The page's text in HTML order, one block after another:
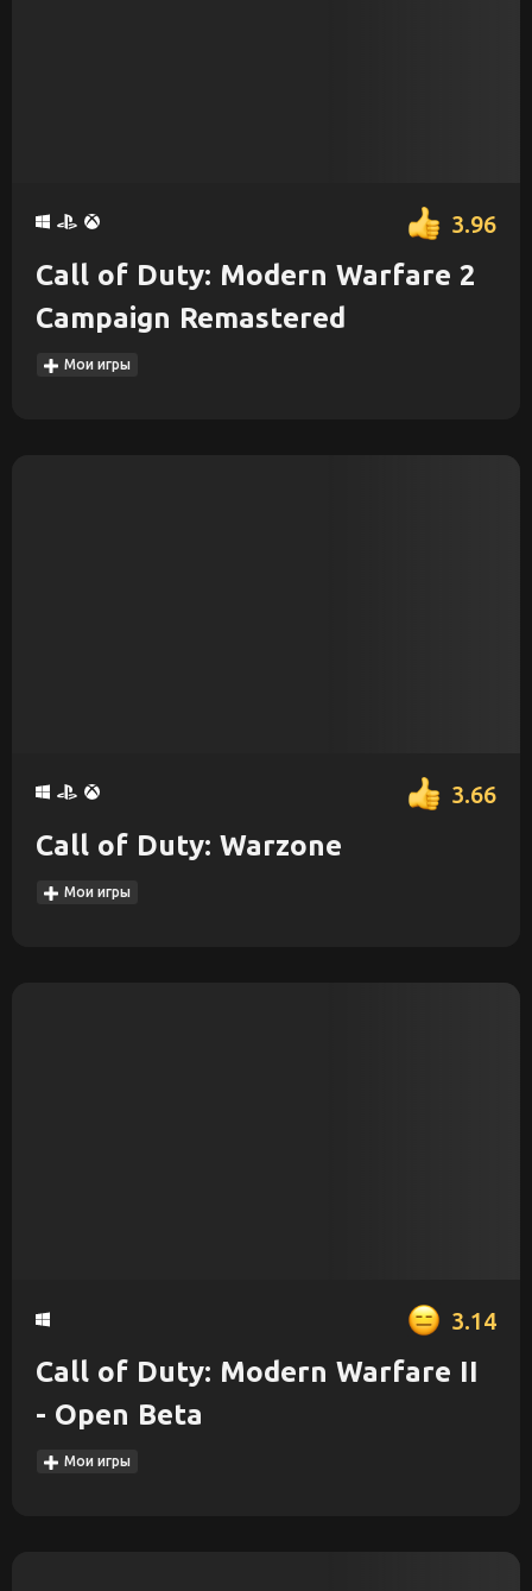
3.96
Call of Duty: Modern Warfare 2
Campaign Remastered
Мои игры
3.66
Call of Duty: Warzone
Мои игры
3.14
Call of Duty: Modern Warfare II
- Open Beta
Мои игры